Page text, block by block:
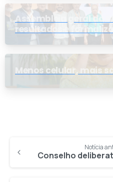
Assembleia geral do
resultados e
nova conselheira
Menos celular, mais
Notícia